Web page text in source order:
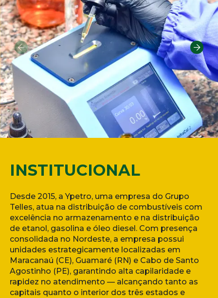
INSTITUCIONAL
Desde 2015, a Ypetro, uma empresa do Grupo
Telles, atua na distribuição de combustíveis com
excelência no armazenamento e na distribuição
de etanol, gasolina e óleo diesel. Com presença
consolidada no Nordeste, a empresa possui
unidades estrategicamente localizadas em
Maracanaú (CE), Guamaré (RN) e Cabo de Santo
Agostinho (PE), garantindo alta capilaridade e
rapidez no atendimento — alcançando tanto as
capitais quanto o interior dos três estados e